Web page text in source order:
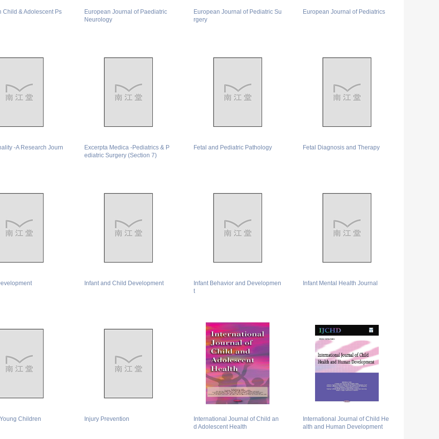
Child & Adolescent Ps
European Journal of Paediatric
Neurology
European Journal of Pediatric Su
rgery
European Journal of Pediatrics
-A Research Journ
Excerpta Medica -Pediatrics & P
ediatric Surgery (Section 7)
Fetal and Pediatric Pathology Fetal Diagnosis and Therapy
Infant and Child Development
Infant Behavior and Developmen
t
Infant Mental Health Journal
Children Injury Prevention
International Journal of Child an
d Adolescent Health
International Journal of Child He
alth and Human Development